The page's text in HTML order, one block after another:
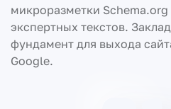
микроразметки Schema.org
экспертных текстов.
фундамент для выхода
Google.